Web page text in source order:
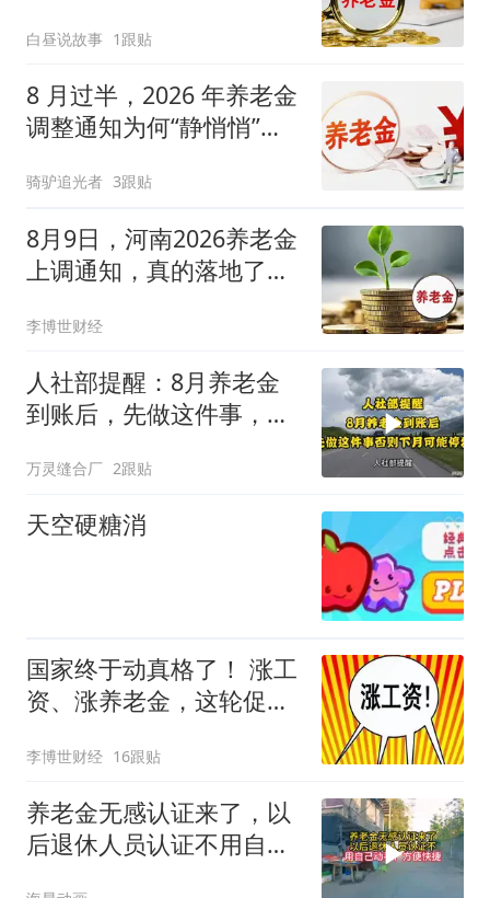
白昼说故事 1跟贴
8 月过半，2026 年养老金
调整通知为何“静悄悄”？
骑驴追光者 3跟贴
8月9日，河南2026养老金
上调通知，真的落地了
李博世财经
人社部提醒：8月养老金
到账后，先做这件事，否
万灵缝合厂 2跟贴
天空硬糖消
国家终于动真格了！ 涨工
资、涨养老金，这轮促消
李博世财经 16跟贴
养老金无感认证来了，以
后退休人员认证不用自己